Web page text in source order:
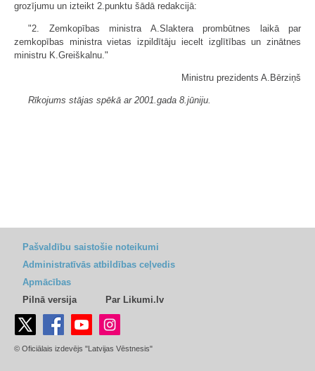
grozījumu un izteikt 2.punktu šādā redakcijā:
"2. Zemkopības ministra A.Slaktera prombūtnes laikā par
zemkopības ministra vietas izpildītāju iecelt izglītības un zinātnes
ministru K.Greiškalnu."
Ministru prezidents A.Bērziņš
Rīkojums stājas spēkā ar 2001.gada 8.jūniju.
Pašvaldību saistošie noteikumi
Administratīvās atbildības ceļvedis
Apmācības
Pilnā versija
Par Likumi.lv
© Oficiālais izdevējs "Latvijas Vēstnesis"